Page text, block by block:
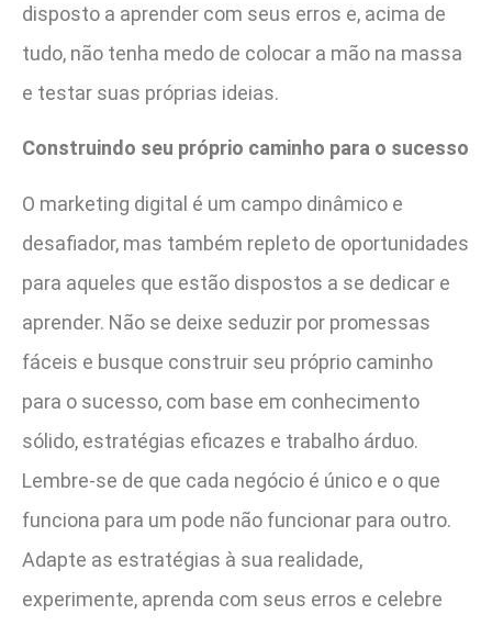
disposto a aprender com seus erros e, acima de
tudo, não tenha medo de colocar a mão na massa
e testar suas próprias ideias.
Construindo seu próprio caminho para o sucesso
O marketing digital é um campo dinâmico e
desafiador, mas também repleto de oportunidades
para aqueles que estão dispostos a se dedicar e
aprender. Não se deixe seduzir por promessas
fáceis e busque construir seu próprio caminho
para o sucesso, com base em conhecimento
sólido, estratégias eficazes e trabalho árduo.
Lembre-se de que cada negócio é único e o que
funciona para um pode não funcionar para outro.
Adapte as estratégias à sua realidade,
experimente, aprenda com seus erros e celebre